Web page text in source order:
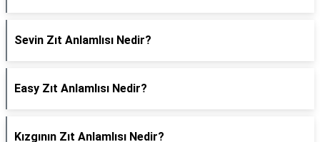
Sevin Zıt Anlamlısı Nedir?
Easy Zıt Anlamlısı Nedir?
Kızgının Zıt Anlamlısı Nedir?